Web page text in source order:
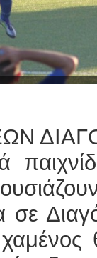
σε
ΕΙΔΙΚΟΣ